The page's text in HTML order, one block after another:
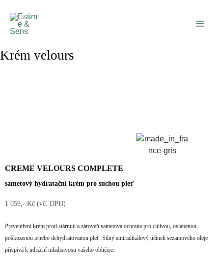
obsah
Menu
Krém velours
CREME VELOURS COMPLETE
sametový hydratační krém pro suchou pleť
1 059,- Kč (vč. DPH)
Preventivní krém proti stárnutí a zároveň sametová ochrana pro citlivou, oslabenou,
poškozenou a/nebo dehydratovanou pleť. Silný antiradikálový účinek sezamového oleje
přispívá k udržení mladistvosti vašeho obličeje.